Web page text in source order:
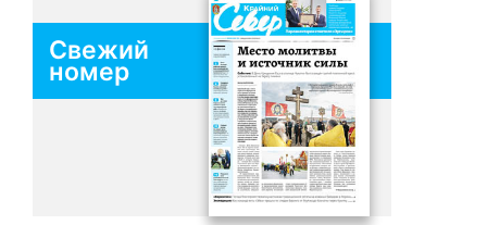
Свежий
номер